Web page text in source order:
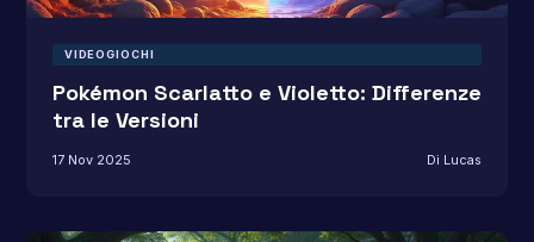
VIDEOGIOCHI
Pokémon Scarlatto e Violetto: Differenze
tra le Versioni
17 Nov 2025 Di Lucas